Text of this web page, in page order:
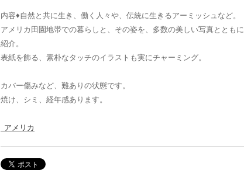
内容♦自然と共に生き、働く人々や、伝統に生きるアーミッシュなど。
アメリカ田園地帯での暮らしと、その姿を、多数の美しい写真とともに
紹介。
表紙を飾る、素朴なタッチのイラストも実にチャーミング。
カバー傷みなど、難ありの状態です。
焼け、シミ、経年感あります。
_アメリカ